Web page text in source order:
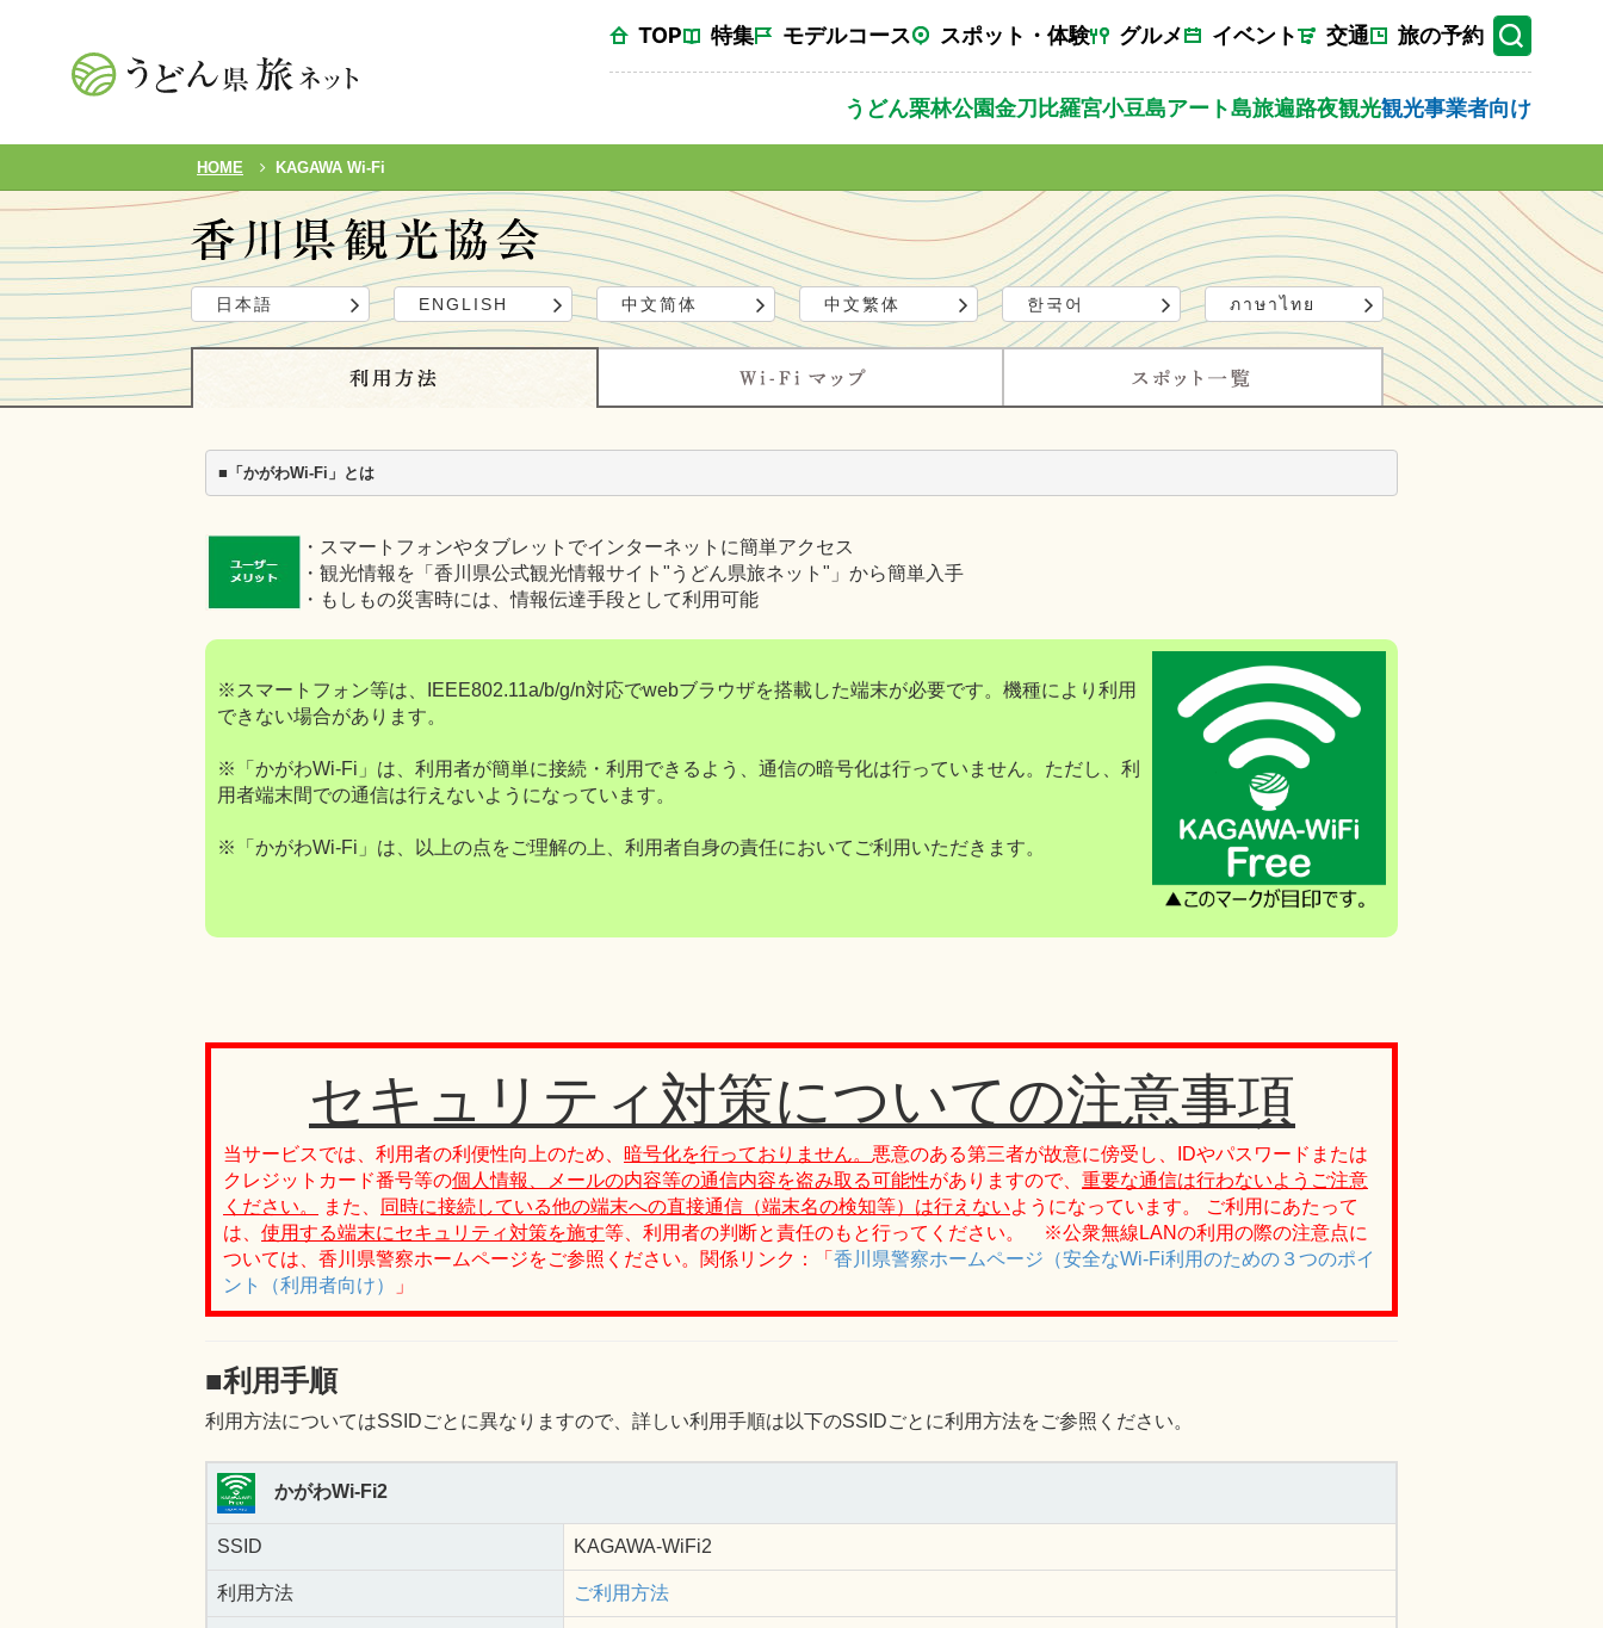
TOP 特集 モデルコース スポット・体験 グルメ イベント 交通 旅の予約
うどん栗林公園金刀比羅宮小豆島アート島旅遍路夜観光観光事業者向け
HOME KAGAWA Wi-Fi
日本語 ENGLISH 中文简体 中文繁体 한국어 ภาษาไทย
■「かがわWi-Fi」とは
・スマートフォンやタブレットでインターネットに簡単アクセス
・観光情報を「香川県公式観光情報サイト"うどん県旅ネット"」から簡単入手
・もしもの災害時には、情報伝達手段として利用可能
※スマートフォン等は、IEEE802.11a/b/g/n対応でwebブラウザを搭載した端末が必要です。機種により利用
できない場合があります。
※「かがわWi-Fi」は、利用者が簡単に接続・利用できるよう、通信の暗号化は行っていません。ただし、利
用者端末間での通信は行えないようになっています。
※「かがわWi-Fi」は、以上の点をご理解の上、利用者自身の責任においてご利用いただきます。
セキュリティ対策についての注意事項
当サービスでは、利用者の利便性向上のため、 暗号化を行っておりません。 悪意のある第三者が故意に傍受し、IDやパスワードまたは
クレジットカード番号等の個人情報、メールの内容等の通信内容を盗み取る可能性がありますので、 重要な通信は行わないようご注意
ください。
また、 同時に接続している他の端末への直接通信（端末名の検知等）は行えないようになっています。 ご利用にあたって
は、 使用する端末にセキュリティ対策を施す等、利用者の判断と責任のもと行ってください。 ※公衆無線LANの利用の際の注意点に
ついては、香川県警察ホームページをご参照ください。関係リンク：「 香川県警察ホームページ（安全なWi-Fi利用のための３つのポイ
ント（利用者向け）
」
■利用手順
利用方法についてはSSIDごとに異なりますので、詳しい利用手順は以下のSSIDごとに利用方法をご参照ください。
かがわWi-Fi2
SSID KAGAWA-WiFi2
利用方法 ご利用方法